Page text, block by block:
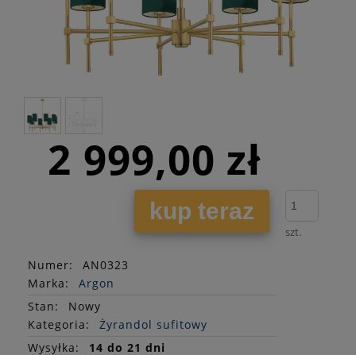
2 999,00 zł
kup teraz
szt.
Numer:
AN0323
Marka:
Argon
Stan:
Nowy
Kategoria:
Żyrandol sufitowy
Wysyłka:
14 do 21 dni